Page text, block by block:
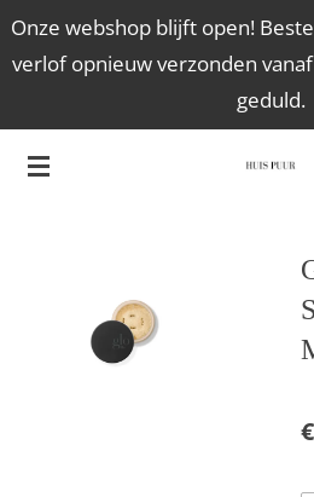
Ga
direct
de
hoofdinhoud
Onze webshop blijft open!
verlof opnieuw verzonden
geduld.